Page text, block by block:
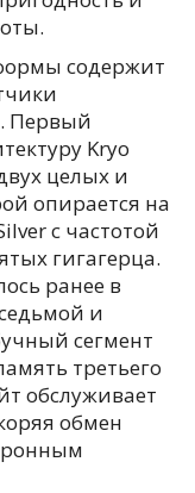
содержит
Первый
Kryo
целых и
опирается на
с частотой
гигагерца.
ранее в
и
сегмент
третьего
обслуживает
обмен